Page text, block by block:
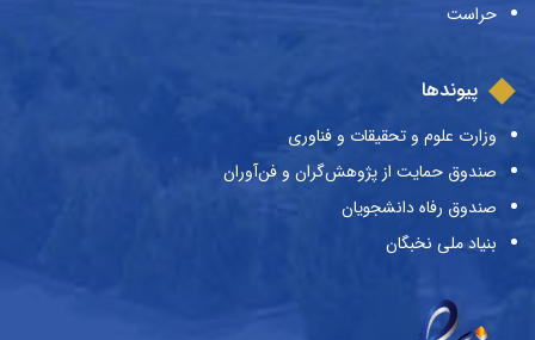
حراست
پیوندها
وزارت علوم و تحقیقات و فناوری
صندوق حمایت از پژوهش‌گران و فن‌آوران
صندوق رفاه دانشجویان
بنیاد ملی نخبگان